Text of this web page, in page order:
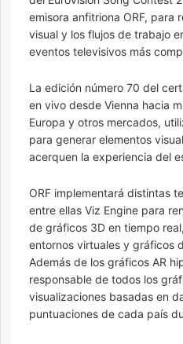
emisora anfitriona ORF, para
visual y los flujos de trabajo
eventos televisivos más
La edición número 70 del
en vivo desde Vienna hacia
Europa y otros mercados,
para generar elementos
acerquen la experiencia del
ORF implementará distintas
entre ellas Viz Engine para
de gráficos 3D en tiempo
entornos virtuales y gráficos
Además de los gráficos AR
responsable de todos los
visualizaciones basadas en
puntuaciones de cada país